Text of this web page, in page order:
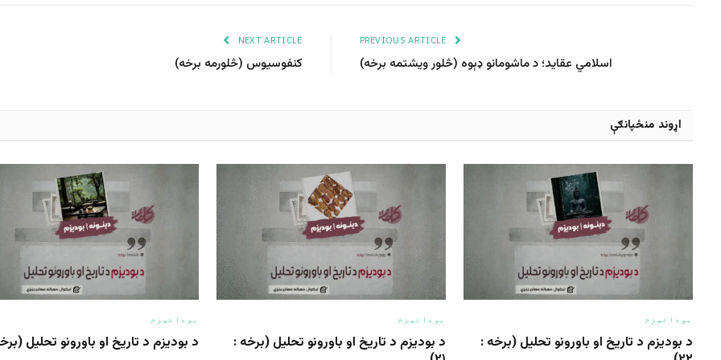
اسلامي عقاید؛ د ماشومانو ډېوه (څلور ویشتمه برخه)
NEXT ARTICLE
کنفوسیوس (څلورمه برخه)
اړوند منځپانګې
بودائیزم
د بودیزم د تاریخ او باورونو تحلیل (برخه :
بودائیزم
د بودیزم د تاریخ او باورونو تحلیل (برخه :
بودائیزم
د بودیزم د تاریخ او باورونو تحلیل